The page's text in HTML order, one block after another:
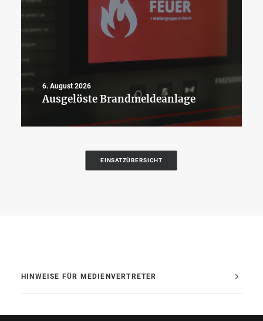
6. August 2026
Ausgelöste Brandmeldeanlage
EINSATZÜBERSICHT
HINWEISE FÜR MEDIENVERTRETER